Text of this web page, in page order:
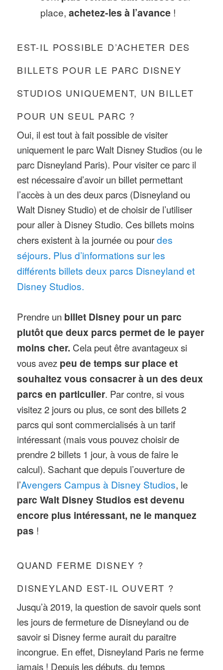
place, achetez-les à l’avance!
EST-IL POSSIBLE D’ACHETER DES
BILLETS POUR LE PARC DISNEY
STUDIOS UNIQUEMENT, UN BILLET
POUR UN SEUL PARC ?
Oui, il est tout à fait possible de visiter
uniquement le parc Walt Disney Studios (ou le
parc Disneyland Paris). Pour visiter ce parc il
est nécessaire d’avoir un billet permettant
l’accès à un des deux parcs (Disneyland ou
Walt Disney Studio) et de choisir de l’utiliser
pour aller à Disney Studio. Ces billets moins
chers existent à la journée ou pourdes
séjours. Plus d’informations sur les
différents billets deux parcs Disneyland et
Disney Studios.
Prendre un billet Disney pour un parc
plutôt que deux parcs permet de le payer
moins cher. Cela peut être avantageux si
vous avez peu de temps sur place et
souhaitez vous consacrer à un des deux
parcs en particulier. Par contre, si vous
visitez 2 jours ou plus, ce sont des billets 2
parcs qui sont commercialisés à un tarif
intéressant (mais vous pouvez choisir de
prendre 2 billets 1 jour, à vous de faire le
calcul). Sachant que depuis l’ouverture de
l’Avengers Campus à Disney Studios, le
parc Walt Disney Studios est devenu
encore plus intéressant, ne le manquez
pas !
QUAND FERME DISNEY ?
DISNEYLAND EST-IL OUVERT ?
Jusqu’à 2019, la question de savoir quels sont
les jours de fermeture de Disneyland ou de
savoir si Disney ferme aurait du paraitre
incongrue. En effet, Disneyland Paris ne ferme
jamais ! Depuis les débuts, du temps